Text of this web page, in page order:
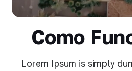
Como
Lorem Ipsum is simply